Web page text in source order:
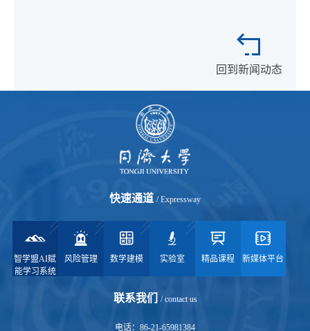
回到新闻动态
快速通道 / Expressway
智学盟AI赋
能学习系统
风险管理 数学建模 实验室 精品课程 新媒体平台
联系我们 / contact us
电话：86-21-65981384